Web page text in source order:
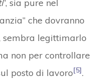
”, sia pure nel
che dovranno
sembra legittimarlo
non per controllare
posto di lavoro[5].